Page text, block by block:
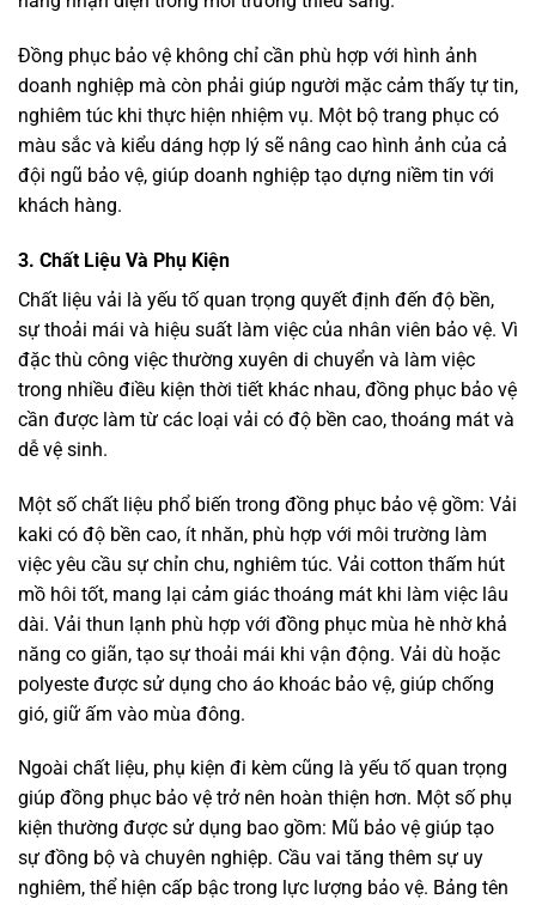
Đồng phục bảo vệ không chỉ cần phù hợp với hình ảnh
doanh nghiệp mà còn phải giúp người mặc cảm thấy tự tin,
nghiêm túc khi thực hiện nhiệm vụ. Một bộ trang phục có
màu sắc và kiểu dáng hợp lý sẽ nâng cao hình ảnh của cả
đội ngũ bảo vệ, giúp doanh nghiệp tạo dựng niềm tin với
khách hàng.
3. Chất Liệu Và Phụ Kiện
Chất liệu vải là yếu tố quan trọng quyết định đến độ bền,
sự thoải mái và hiệu suất làm việc của nhân viên bảo vệ. Vì
đặc thù công việc thường xuyên di chuyển và làm việc
trong nhiều điều kiện thời tiết khác nhau, đồng phục bảo vệ
cần được làm từ các loại vải có độ bền cao, thoáng mát và
dễ vệ sinh.
Một số chất liệu phổ biến trong đồng phục bảo vệ gồm: Vải
kaki có độ bền cao, ít nhăn, phù hợp với môi trường làm
việc yêu cầu sự chỉn chu, nghiêm túc. Vải cotton thấm hút
mồ hôi tốt, mang lại cảm giác thoáng mát khi làm việc lâu
dài. Vải thun lạnh phù hợp với đồng phục mùa hè nhờ khả
năng co giãn, tạo sự thoải mái khi vận động. Vải dù hoặc
polyeste được sử dụng cho áo khoác bảo vệ, giúp chống
gió, giữ ấm vào mùa đông.
Ngoài chất liệu, phụ kiện đi kèm cũng là yếu tố quan trọng
giúp đồng phục bảo vệ trở nên hoàn thiện hơn. Một số phụ
kiện thường được sử dụng bao gồm: Mũ bảo vệ giúp tạo
sự đồng bộ và chuyên nghiệp. Cầu vai tăng thêm sự uy
nghiêm, thể hiện cấp bậc trong lực lượng bảo vệ. Bảng tên